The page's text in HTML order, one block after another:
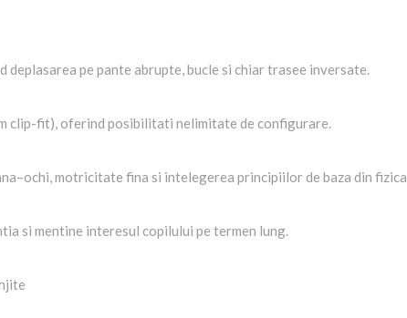
deplasarea pe pante abrupte, bucle si chiar trasee inversate.
clip-fit), oferind posibilitati nelimitate de configurare.
motricitate fina si intelegerea principiilor de baza din
si mentine interesul copilului pe termen lung.